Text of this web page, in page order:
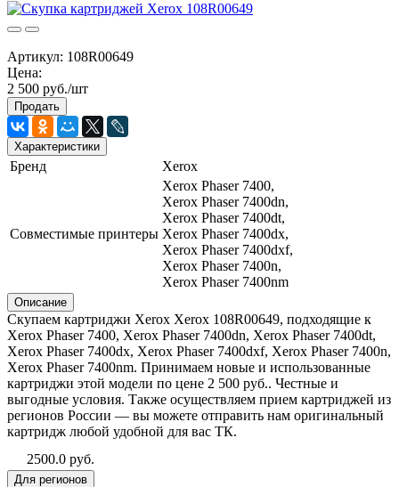
Артикул: 108R00649
Цена:
2 500 руб./шт
Продать
Характеристики
Бренд Xerox
Совместимые принтеры
Xerox Phaser 7400,
Xerox Phaser 7400dn,
Xerox Phaser 7400dt,
Xerox Phaser 7400dx,
Xerox Phaser 7400dxf,
Xerox Phaser 7400n,
Xerox Phaser 7400nm
Описание
Скупаем картриджи Xerox Xerox 108R00649, подходящие к
Xerox Phaser 7400, Xerox Phaser 7400dn, Xerox Phaser 7400dt,
Xerox Phaser 7400dx, Xerox Phaser 7400dxf, Xerox Phaser 7400n,
Xerox Phaser 7400nm. Принимаем новые и использованные
картриджи этой модели по цене 2 500 руб.. Честные и
выгодные условия. Также осуществляем прием картриджей из
регионов России — вы можете отправить нам оригинальный
картридж любой удобной для вас ТК.
2500.0 руб.
Для регионов